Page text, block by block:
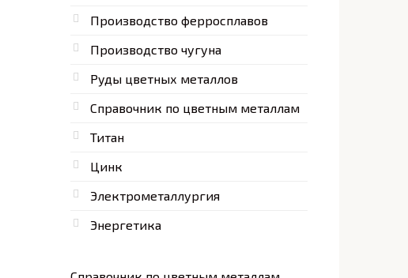
Производство ферросплавов
Производство чугуна
Руды цветных металлов
Справочник по цветным металлам
Титан
Цинк
Электрометаллургия
Энергетика